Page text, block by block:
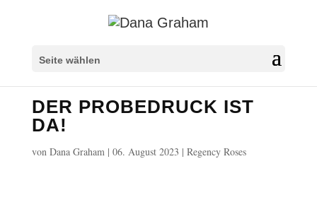
Seite wählen
DER PROBEDRUCK IST
DA!
von Dana Graham| 06. August 2023 | Regency Roses